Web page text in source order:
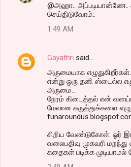
@அஹா.. அப்படியான்ணே..
செய்திடுவோம்..
1:49 AM
Gayathri said…
அருமையாக
என்று ஒரு தனி ஸ்டைல்ல
அருமை...
நேரம் கிடைத்தல் என்
மேலான கருத்துக்களை
சிறிய வேண்டுகோள்: ஓர்
வலைபதிவு முகவரி மறந்து
கதைகள் படிக்க முடியாமல்